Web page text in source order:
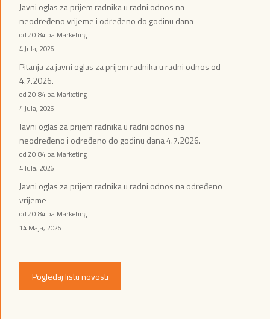
Javni oglas za prijem radnika u radni odnos na
neodređeno vrijeme i određeno do godinu dana
od ZOI84.ba Marketing
4 Jula, 2026
Pitanja za javni oglas za prijem radnika u radni odnos od
4.7.2026.
od ZOI84.ba Marketing
4 Jula, 2026
Javni oglas za prijem radnika u radni odnos na
neodređeno i određeno do godinu dana 4.7.2026.
od ZOI84.ba Marketing
4 Jula, 2026
Javni oglas za prijem radnika u radni odnos na određeno
vrijeme
od ZOI84.ba Marketing
14 Maja, 2026
Pogledaj listu novosti